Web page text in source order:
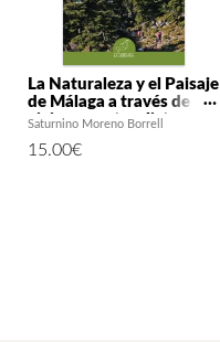
La Naturaleza y el Paisaje
de Málaga a través de
viajeros, naturalistas y
Saturnino Moreno Borrell
15.00€